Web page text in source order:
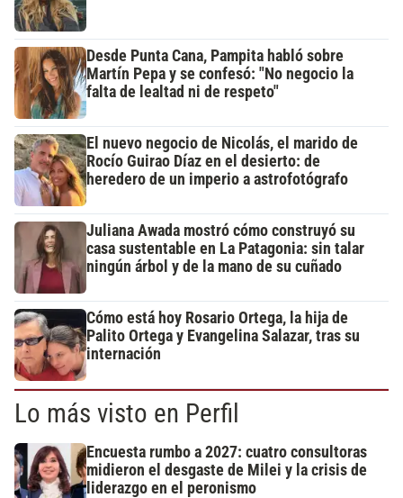
Desde Punta Cana, Pampita habló sobre
Martín Pepa y se confesó: "No negocio la
falta de lealtad ni de respeto"
El nuevo negocio de Nicolás, el marido de
Rocío Guirao Díaz en el desierto: de
heredero de un imperio a astrofotógrafo
Juliana Awada mostró cómo construyó su
casa sustentable en La Patagonia: sin talar
ningún árbol y de la mano de su cuñado
Cómo está hoy Rosario Ortega, la hija de
Palito Ortega y Evangelina Salazar, tras su
internación
Lo más visto en Perfil
Encuesta rumbo a 2027: cuatro consultoras
midieron el desgaste de Milei y la crisis de
liderazgo en el peronismo